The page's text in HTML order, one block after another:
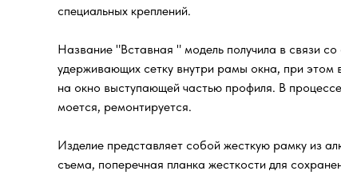
специальных креплений.
Название "Вставная " модель получила в связи
удерживающих сетку внутри рамы окна, при этом
на окно выступающей частью профиля. В
моется, ремонтируется.
Изделие представляет собой жесткую рамку из
съема, поперечная планка жесткости для